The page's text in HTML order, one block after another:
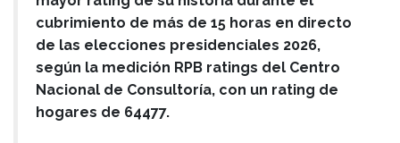
cubrimiento de más de 15 horas en directo
de las elecciones presidenciales 2026,
según la medición RPB ratings del Centro
Nacional de Consultoría, con un rating de
hogares de 64477.